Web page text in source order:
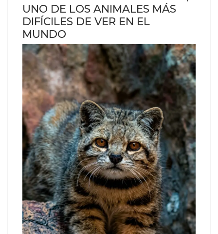
UNO DE LOS ANIMALES MÁS
DIFÍCILES DE VER EN EL
MUNDO